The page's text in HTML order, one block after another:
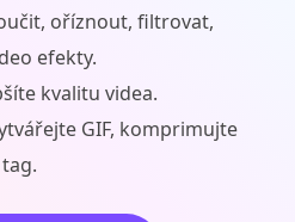
oříznout, filtrovat,
efekty.
kvalitu videa.
GIF, komprimujte